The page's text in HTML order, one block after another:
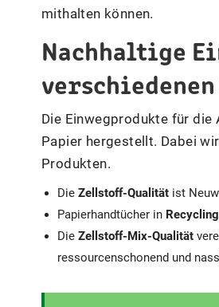
mithalten können.
Nachhaltige
Die Einwegprodukte für
Papier hergestellt. Dabei
Produkten.
Die Zellstoff-Qualität ist
Papierhandtücher in
Die Zellstoff-Mix-Qualität
ressourcenschonend und